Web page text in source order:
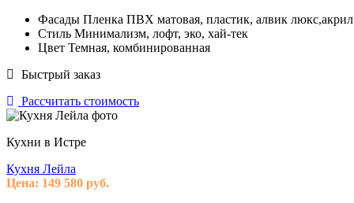
Фасады Пленка ПВХ матовая, пластик, алвик люкс,акрил
Стиль Минимализм, лофт, эко, хай-тек
Цвет Темная, комбинированная
Быстрый заказ
Рассчитать стоимость
Кухни в Истре
Кухня Лейла
Цена: 149 580 руб.